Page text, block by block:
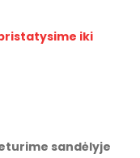
iki
sandėlyje